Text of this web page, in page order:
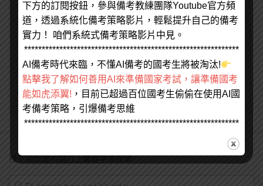
在瀏覽器中儲存顯示名稱、電子郵件地址及個人網站網址，以
供下次發佈留言時使用。
找不到您要的請打上關鍵字來搜尋
下方的訂閱按鈕，參與備考教練團隊Youtube官方頻
道，透過系統化備考策略影片，輕鬆提升自己的備考
實力！ 咱們系統式備考策略影片中見。
*************************************************************
AI備考時代來臨，不懂AI備考的國考生將被淘汰!
點擊我了解如何善用AI來準備國家考試，讓準備國考
能如虎添翼! ，目前已超過百位國考生偷偷在使用AI國
考備考策略，引爆備考思維
*************************************************************